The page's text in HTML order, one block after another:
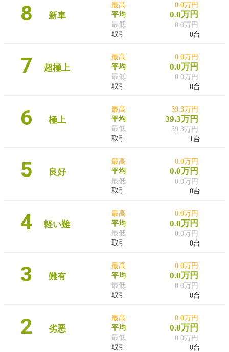
8 新車
最高
平均
最低
取引
0.0万円
0.0万円
0.0万円
0台
7 超極上
最高
平均
最低
取引
0.0万円
0.0万円
0.0万円
0台
6 極上
最高
平均
最低
取引
39.3万円
39.3万円
39.3万円
1台
5 良好
最高
平均
最低
取引
0.0万円
0.0万円
0.0万円
0台
4 軽い難
最高
平均
最低
取引
0.0万円
0.0万円
0.0万円
0台
3 難有
最高
平均
最低
取引
0.0万円
0.0万円
0.0万円
0台
2 劣悪
最高
平均
最低
取引
0.0万円
0.0万円
0.0万円
0台